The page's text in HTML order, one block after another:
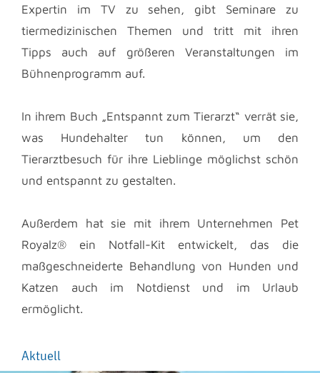
Expertin im TV zu sehen, gibt Seminare zu
tiermedizinischen Themen und tritt mit ihren
Tipps auch auf größeren Veranstaltungen im
Bühnenprogramm auf.
In ihrem Buch „Entspannt zum Tierarzt“ verrät sie,
was Hundehalter tun können, um den
Tierarztbesuch für ihre Lieblinge möglichst schön
und entspannt zu gestalten.
Außerdem hat sie mit ihrem Unternehmen Pet
Royalz® ein Notfall-Kit entwickelt, das die
maßgeschneiderte Behandlung von Hunden und
Katzen auch im Notdienst und im Urlaub
ermöglicht.
Aktuell